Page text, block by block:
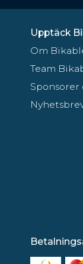
Upptäck
Om
Team
Sponsorer